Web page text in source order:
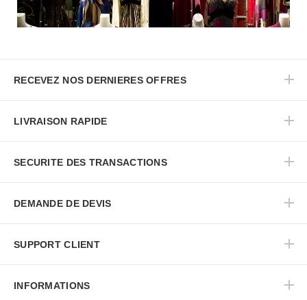
RECEVEZ NOS DERNIERES OFFRES
LIVRAISON RAPIDE
SECURITE DES TRANSACTIONS
DEMANDE DE DEVIS
SUPPORT CLIENT
INFORMATIONS